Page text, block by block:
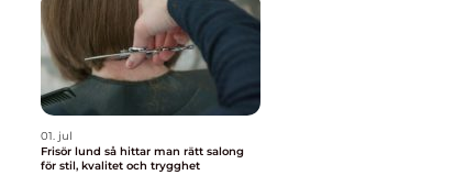
01. jul
Frisör lund så hittar man rätt salong
för stil, kvalitet och trygghet